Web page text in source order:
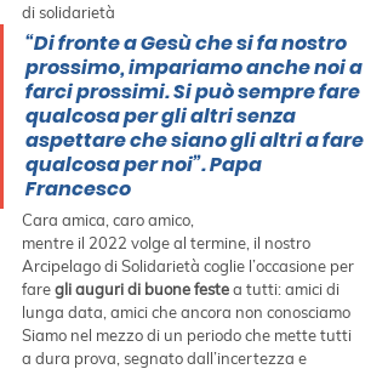
di solidarietà
“Di fronte a Gesù che si fa nostro
prossimo, impariamo anche noi a
farci prossimi. Si può sempre fare
qualcosa per gli altri senza
aspettare che siano gli altri a fare
qualcosa per noi”. Papa
Francesco
Cara amica, caro amico,
mentre il 2022 volge al termine, il nostro
Arcipelago di Solidarietà coglie l’occasione per
fare gli auguri di buone feste a tutti: amici di
lunga data, amici che ancora non conosciamo
Siamo nel mezzo di un periodo che mette tutti
a dura prova, segnato dall’incertezza e